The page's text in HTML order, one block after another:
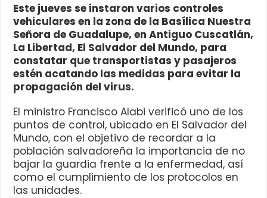
Este jueves se instaron varios controles
vehiculares en la zona de la Basílica Nuestra
Señora de Guadalupe, en Antiguo Cuscatlán,
La Libertad, El Salvador del Mundo, para
constatar que transportistas y pasajeros
estén acatando las medidas para evitar la
propagación del virus.
El ministro Francisco Alabi verificó uno de los
puntos de control, ubicado en El Salvador del
Mundo, con el objetivo de recordar a la
población salvadoreña la importancia de no
bajar la guardia frente a la enfermedad, así
como el cumplimiento de los protocolos en
las unidades.